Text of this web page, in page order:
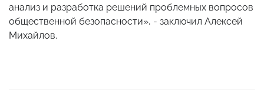
анализ и разработка решений проблемных вопросов
общественной безопасности», - заключил Алексей
Михайлов.